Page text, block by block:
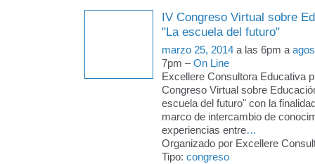
IV Congreso Virtual sobre
"La escuela del futuro"
marzo 25, 2014 a las 6pm a
7pm –On Line
Excellere Consultora Educativa
Congreso Virtual sobre
escuela del futuro" con la
marco de intercambio de
experiencias entre…
Organizado por Excellere
Tipo: congreso